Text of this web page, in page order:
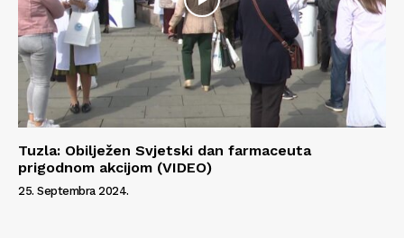
Tuzla: Obilježen Svjetski dan farmaceuta
prigodnom akcijom (VIDEO)
25. Septembra 2024.